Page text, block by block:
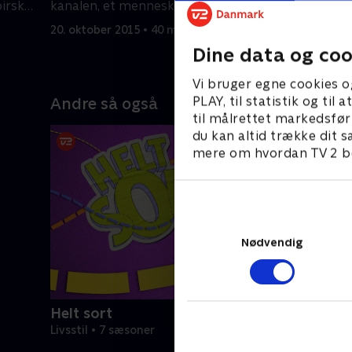
Dine data og
Vi bruger egne cookies
PLAY, til statistik og til
til målrettet
du kan altid trække dit
mere om hvordan TV 2
Nødvendig
kanalen, et menneskeskabt kanal,
som nogen har kaldt verdens ottende
kanalen fra dækket ombord på
Mærsk-skibet Johannes Mærsk, og så
er han med tolderne på jagt efter
smuglergods. Efter det tager han på
opdagelse i den ægte regnskov rundt
om kanalen.
20. oktober 2015 • 40 min
mest
kan få
farligste
oplever
er en
som er
27.
Andre så også
Helt sort
Livsstil • 7 sæsoner